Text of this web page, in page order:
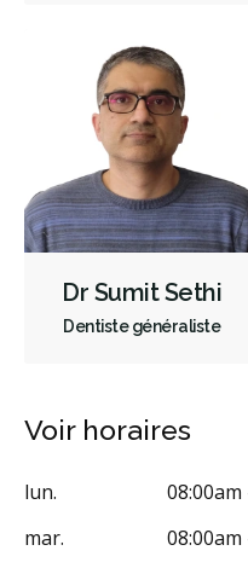
Dr Sumit Sethi
Dentiste généraliste
Voir horaires
lun.
08:00am
mar.
08:00am